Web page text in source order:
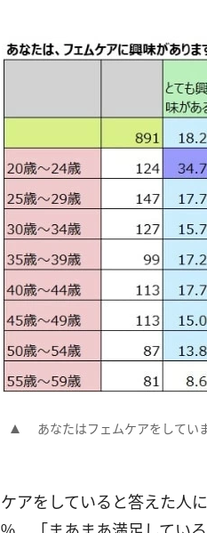
あなたはフェムケアをしてい
アをしていると答えた人